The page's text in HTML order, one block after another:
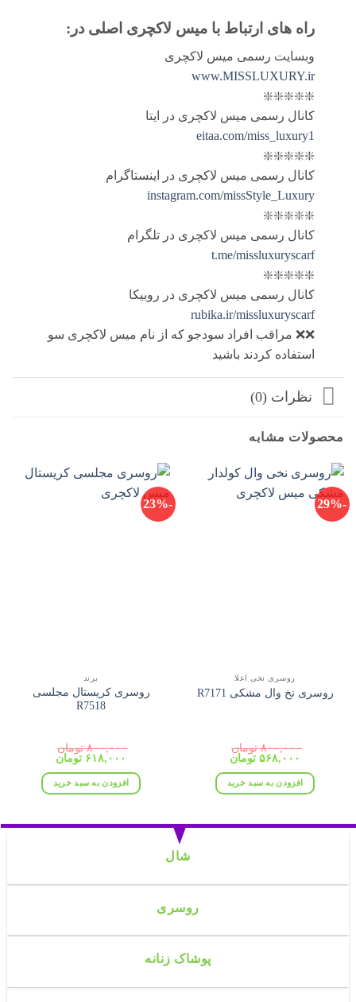
راه های ارتباط با میس لاکچری اصلی در:
وبسایت رسمی میس لاکچری
www.MISSLUXURY.ir
❇️❇️❇️❇️❇️
کانال رسمی میس لاکچری در ایتا
eitaa.com/miss_luxury1
❇️❇️❇️❇️❇️
کانال رسمی میس لاکچری در اینستاگرام
instagram.com/missStyle_Luxury
❇️❇️❇️❇️❇️
کانال رسمی میس لاکچری در تلگرام
t.me/missluxuryscarf
❇️❇️❇️❇️❇️
کانال رسمی میس لاکچری در روبیکا
rubika.ir/missluxuryscarf
❌❌ مراقب افراد سودجو که از نام میس لاکچری سو
استفاده کردند باشید
نظرات (0)
محصولات مشابه
-29%
روسری نخی اعلا
روسری نخ وال مشکی R7171
۸۰۰,۰۰۰ تومان
قیمت
۸۰۰,۰۰۰ تومان
بود.
۵۶۸,۰۰۰ تومان
۵۶۸,۰۰۰ تومان. افزودن به سبد خرید
-23%
برند
روسری کریستال مجلسی
R7518
۸۰۰,۰۰۰ تومان
قیمت
۸۰۰,۰۰۰ تومان
بود.
۶۱۸,۰۰۰ تومان
۶۱۸,۰۰۰ تومان. افزودن به سبد خرید
شال
روسری
پوشاک زنانه